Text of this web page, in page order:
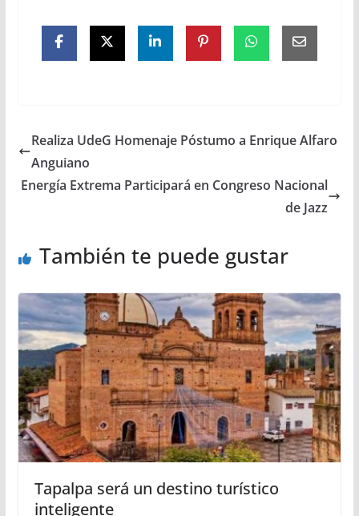
Realiza UdeG Homenaje Póstumo a Enrique Alfaro
Anguiano
Energía Extrema Participará en Congreso Nacional
de Jazz
También te puede gustar
Tapalpa será un destino turístico
inteligente